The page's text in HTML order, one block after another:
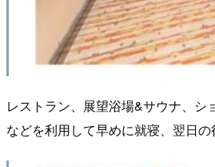
レストラン、展望浴場&サウナ、シ
などを利用して早めに就寝、翌日の